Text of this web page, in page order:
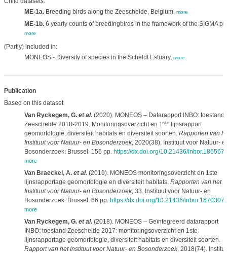
ME-1a.Breeding birds along the Zeeschelde, Belgium, more
ME-1b.6 yearly counts of breedingbirds in the framework of the SIGMA
more
(Partly) included in:
MONEOS - Diversity of species in the Scheldt Estuary, more
Publication
Based on this dataset
Van Ryckegem, G. et al.(2020). MONEOS – Datarapport INBO: toestand
Zeeschelde 2018-2019. Monitoringsoverzicht en 1stelijnsrapport
geomorfologie, diversiteit habitats en diversiteit soorten. Rapporten van
Instituut voor Natuur- en Bosonderzoek, 2020(38). Instituut voor Natuur-
Bosonderzoek: Brussel. 156 pp. https://dx.doi.org/10.21436/
more
Van Braeckel, A. et al.(2019). MONEOS monitoringsoverzicht en 1ste
lijnsrapportage geomorfologie en diversiteit habitats. Rapporten van het
Instituut voor Natuur- en Bosonderzoek, 33. Instituut voor Natuur- en
Bosonderzoek: Brussel. 66 pp. https://dx.doi.org/10.21436/
more
Van Ryckegem, G. et al.(2018). MONEOS – Geïntegreerd datarapport
INBO: toestand Zeeschelde 2017: monitoringsoverzicht en 1ste
lijnsrapportage geomorfologie, diversiteit habitats en diversiteit soorten.
Rapport van het Instituut voor Natuur- en Bosonderzoek, 2018(74).